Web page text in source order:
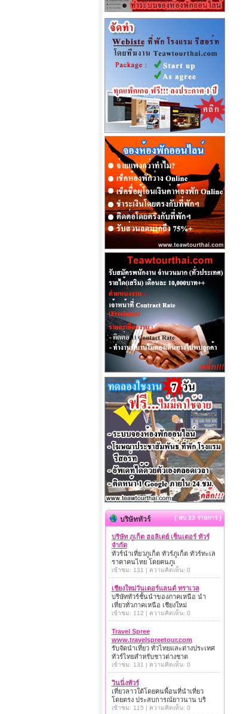
บริษัททัวร์ { พบ 33 รายการ }
บริษัท ภูเก็ต ฮอลิเดย์ เซ็นเตอร์ ทัวร์
จำกัด
ทัวร์นำเที่ยวภูเก็ต ทัวร์ภูเก็ต ทัวร์ทะเล
ราคาคนไทย โดยคนภูเ
เข้าชม: 131 | ความคิดเห็น: 0
เชียงใหม่วันเดอร์แลนด์ ทราเวล
บริษัททัวร์ชั้นนำของภาคเหนือ นำ
เที่ยวทั่วภาคเหนือ เชียงใหม่
เข้าชม: 112 | ความคิดเห็น: 0
Travel Spree
www.travelspreetour.com
รับจัดนำเที่ยว ทั่วไทยและต่างประเทศ
ทัวร์ไทยสำหรับชาวต่างชาต
เข้าชม: 131 | ความคิดเห็น: 0
วินนิ่งทัวร์
เที่ยวลาวใต้โดยคนพื้อนที่นำเที่ยว
โดยตรง ประสบการณ์ยาวนาน บริ
เข้าชม: 115 | ความคิดเห็น: 0